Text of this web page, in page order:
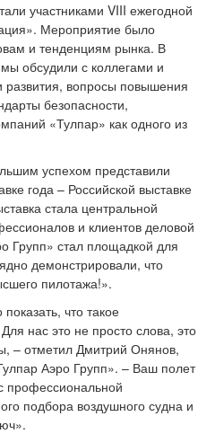
участниками VIII ежегодной
Мероприятие было
и тенденциям рынка. В
обсудили с коллегами и
развития, вопросы повышения
безопасности,
«Тулпар» как одного из
успехом представили
года – Российской выставке
стала центральной
и клиентов деловой
Групп» стал площадкой для
демонстрировали, что
пилотажа!».
что такое
нас это не просто слова, это
– отметил Дмитрий Онянов,
Аэро Групп». – Ваш полет
профессиональной
подбора воздушного судна и